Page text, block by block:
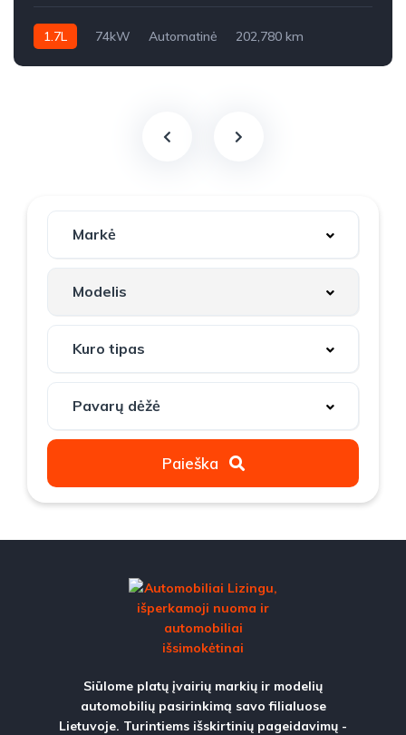
1.7L 74kW Automatinė
202,780 km
Paieška
Siūlome platų įvairių markių ir modelių
automobilių pasirinkimą savo filialuose
Lietuvoje. Turintiems išskirtinių pageidavimų -